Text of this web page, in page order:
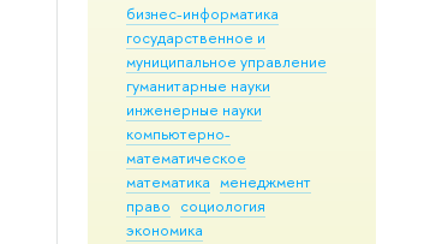
бизнес-информатика
государственное и
муниципальное управление
гуманитарные науки
инженерные науки
компьютерно-
математическое
математика менеджмент
право социология
экономика